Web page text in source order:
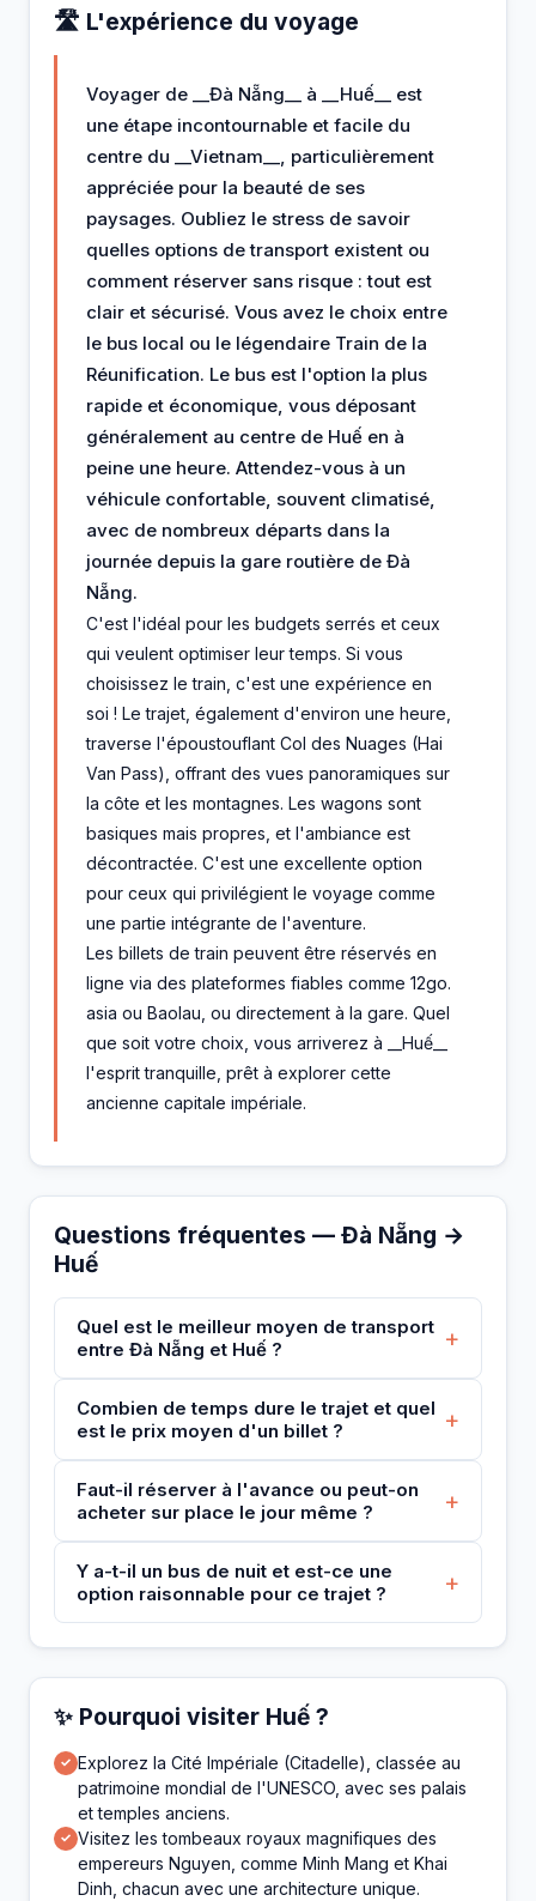
🛣️ L'expérience du voyage
Voyager de __Đà Nẵng__ à __Huế__ est
une étape incontournable et facile du
centre du __Vietnam__, particulièrement
appréciée pour la beauté de ses
paysages. Oubliez le stress de savoir
quelles options de transport existent ou
comment réserver sans risque : tout est
clair et sécurisé. Vous avez le choix entre
le bus local ou le légendaire Train de la
Réunification. Le bus est l'option la plus
rapide et économique, vous déposant
généralement au centre de Huế en à
peine une heure. Attendez-vous à un
véhicule confortable, souvent climatisé,
avec de nombreux départs dans la
journée depuis la gare routière de Đà
Nẵng.
C'est l'idéal pour les budgets serrés et ceux
qui veulent optimiser leur temps. Si vous
choisissez le train, c'est une expérience en
soi ! Le trajet, également d'environ une heure,
traverse l'époustouflant Col des Nuages (Hai
Van Pass), offrant des vues panoramiques sur
la côte et les montagnes. Les wagons sont
basiques mais propres, et l'ambiance est
décontractée. C'est une excellente option
pour ceux qui privilégient le voyage comme
une partie intégrante de l'aventure.
Les billets de train peuvent être réservés en
ligne via des plateformes fiables comme 12go.
asia ou Baolau, ou directement à la gare. Quel
que soit votre choix, vous arriverez à __Huế__
l'esprit tranquille, prêt à explorer cette
ancienne capitale impériale.
Questions fréquentes — Đà Nẵng →
Huế
Quel est le meilleur moyen de transport
entre Đà Nẵng et Huế ?
+
Combien de temps dure le trajet et quel
est le prix moyen d'un billet ?
+
Faut-il réserver à l'avance ou peut-on
acheter sur place le jour même ?
+
Y a-t-il un bus de nuit et est-ce une
option raisonnable pour ce trajet ?
+
✨ Pourquoi visiter Huế ?
✓ Explorez la Cité Impériale (Citadelle), classée au
patrimoine mondial de l'UNESCO, avec ses palais
et temples anciens.
✓ Visitez les tombeaux royaux magnifiques des
empereurs Nguyen, comme Minh Mang et Khai
Dinh, chacun avec une architecture unique.